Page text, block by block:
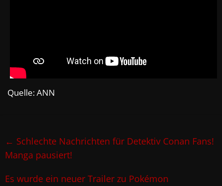
Quelle: ANN
← Schlechte Nachrichten für Detektiv Conan Fans!
Manga pausiert!
Es wurde ein neuer Trailer zu Pokémon